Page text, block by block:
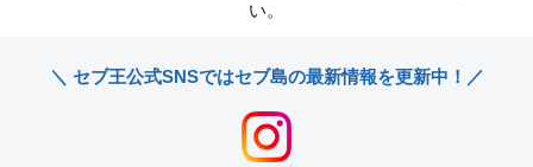
い。
＼ セブ王公式SNSではセブ島の最新情報を更新中！／